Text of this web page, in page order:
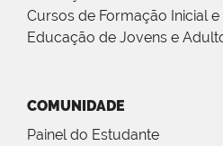
Cursos de Formação Inicial
Educação de Jovens e
COMUNIDADE
Painel do Estudante